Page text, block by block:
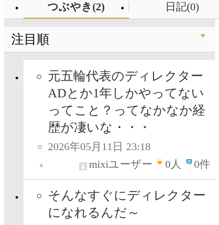
つぶやき(2) 日記(0)
注目順
元五輪代表のディレクター
ADとか1年しかやってない
ってこと？ってなかなか経
歴が凄いな・・・
2026年05月11日 23:18
mixiユーザー
0人 0件
そんなすぐにディレクター
になれるんだ～